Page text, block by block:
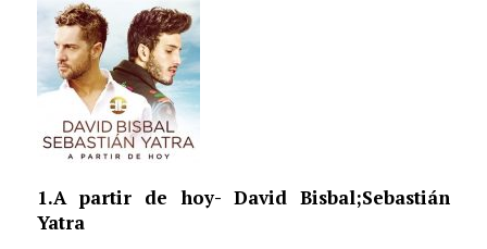
1.A partir de hoy- David Bisbal;Sebastián
Yatra